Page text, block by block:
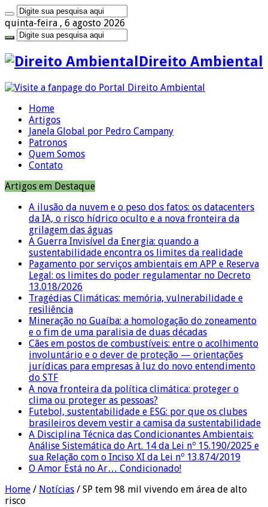
quinta-feira , 6 agosto 2026
Direito Ambiental
Home
Artigos
Janela Global por Pedro Campany
Patronos
Quem Somos
Contato
Artigos em Destaque
A ilusão da nuvem e o peso dos fatos: os datacenters
da IA, o risco hídrico oculto e a nova fronteira da
grilagem das águas
A Guerra Invisível da Energia: quando a
sustentabilidade encontra os limites da realidade
Pagamento por serviços ambientais em APP e Reserva
Legal: os limites do poder regulamentar no Decreto
13.018/2026
Tragédias Climáticas: memória, vulnerabilidade e
resiliência
Mineração no Guaíba: a homologação do zoneamento
e o fim de uma paralisia de duas décadas
Cães em postos de combustíveis: entre o acolhimento
involuntário e o dever de proteção — orientações
jurídicas para empresas à luz do novo entendimento
do STF
A nova fronteira da política climática: proteger o
clima ou proteger as pessoas?
Futebol, sustentabilidade e ESG: por que os clubes
brasileiros devem vestir a camisa da sustentabilidade
A Disciplina Técnica das Condicionantes Ambientais:
Análise Sistemática do Art. 14 da Lei nº 15.190/2025 e
sua Relação com o Inciso XI da Lei nº 13.874/2019
O Amor Está no Ar… Condicionado!
Home / Notícias / SP tem 98 mil vivendo em área de alto
risco